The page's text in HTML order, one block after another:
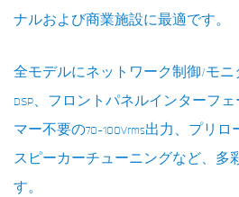
ナルおよび商業施設に最適です。
全モデルにネットワーク制御/モ
DSP、フロントパネルインターフ
マー不要の70-100Vrms出力、プリロ
スピーカーチューニングなど、多
す。